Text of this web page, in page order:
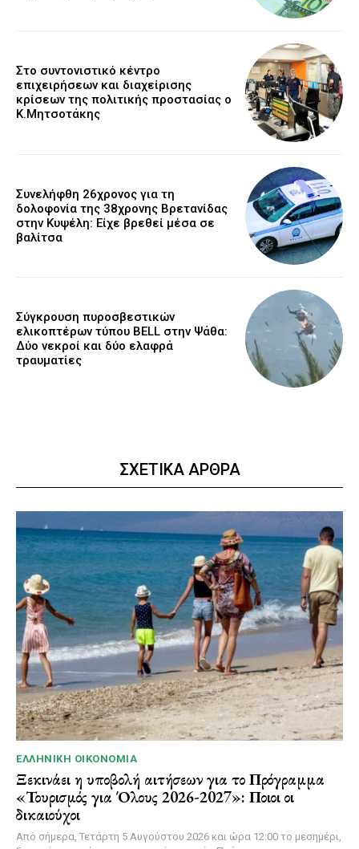
Στο συντονιστικό κέντρο
επιχειρήσεων και διαχείρισης
κρίσεων της πολιτικής προστασίας ο
Κ.Μητσοτάκης
Συνελήφθη 26χρονος για τη
δολοφονία της 38χρονης Βρετανίδας
στην Κυψέλη: Είχε βρεθεί μέσα σε
βαλίτσα
Σύγκρουση πυροσβεστικών
ελικοπτέρων τύπου BELL στην Ψάθα:
Δύο νεκροί και δύο ελαφρά
τραυματίες
ΣΧΕΤΙΚΑ ΑΡΘΡΑ
ΕΛΛΗΝΙΚΉ ΟΙΚΟΝΟΜΊΑ
Ξεκινάει η υποβολή αιτήσεων για το Πρόγραμμα
«Τουρισμός για Όλους 2026-2027»: Ποιοι οι
δικαιούχοι
Από σήμερα, Τετάρτη 5 Αυγούστου 2026 και ώρα 12:00 το μεσημέρι,